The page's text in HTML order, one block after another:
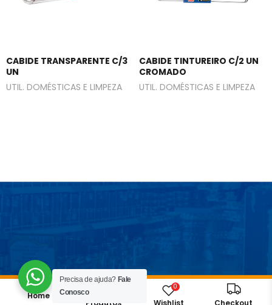
Home
Produtos
0
Wishlist Checkout
CABIDE TRANSPARENTE C/3
UN
UTIL. DOMÉSTICAS E LIMPEZA
CABIDE TINTUREIRO C/2 UN
CROMADO
UTIL. DOMÉSTICAS E LIMPEZA
Precisa de ajuda? Fale
Conosco